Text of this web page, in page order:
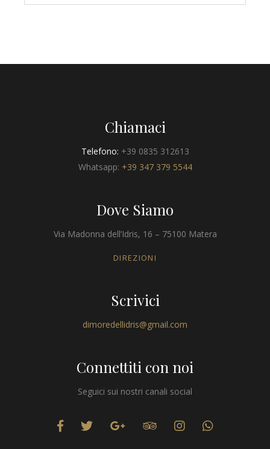
Chiamaci
Telefono: +39 0835 312613
Whatsapp: +39 347 379 5544
Dove Siamo
Via Madonna dell’Idris, 16 – 75100 Matera
DIREZIONI
Scrivici
dimoredellidris@gmail.com
Connettiti con noi
Seguici sui nostri canali social